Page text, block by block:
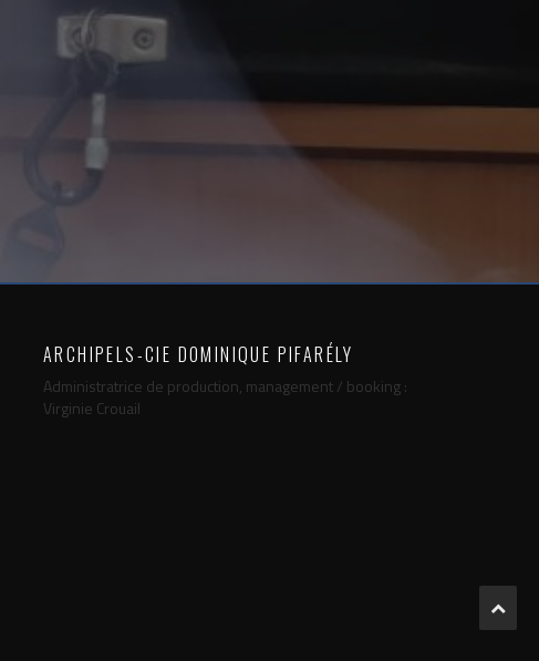
ARCHIPELS-CIE DOMINIQUE PIFARÉLY
Administratrice de production, management / booking :
Virginie Crouail